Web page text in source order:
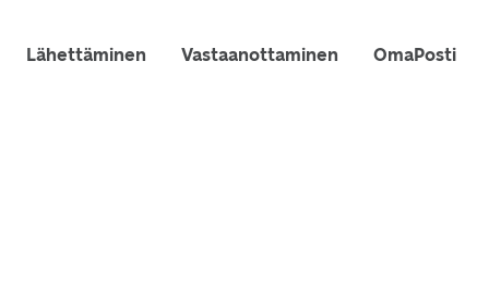
Lähettäminen Vastaanottaminen OmaPosti